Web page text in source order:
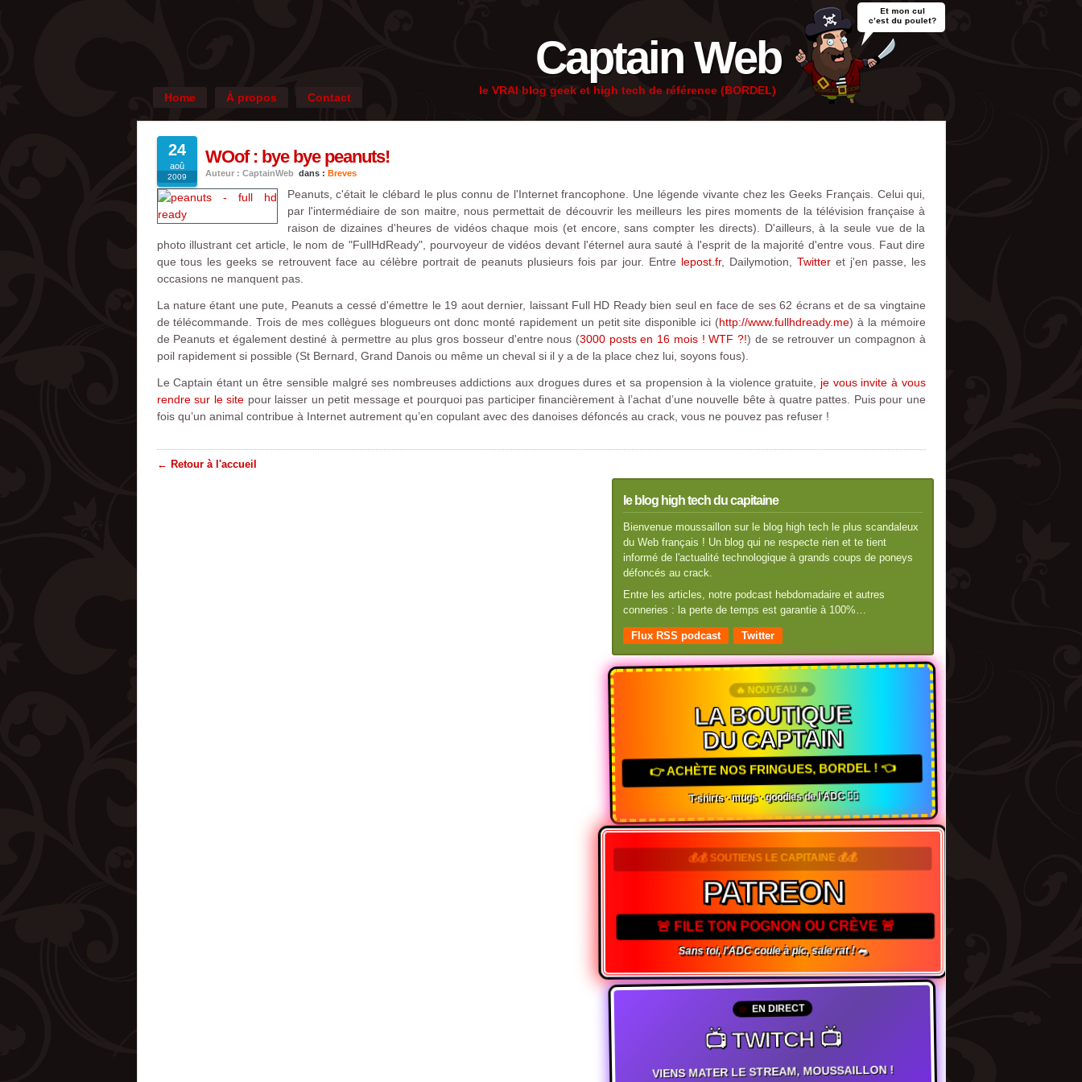
Captain Web
le VRAI blog geek et high tech de référence (BORDEL)
Home À propos Contact
24
aoû
2009
WOof : bye bye peanuts!
Auteur : CaptainWeb dans : Breves
Peanuts, c'était le clébard le plus connu de l'Internet francophone. Une légende vivante chez les Geeks Français. Celui qui,
par l'intermédiaire de son maitre, nous permettait de découvrir les meilleurs les pires moments de la télévision française à
raison de dizaines d'heures de vidéos chaque mois (et encore, sans compter les directs). D'ailleurs, à la seule vue de la
photo illustrant cet article, le nom de "FullHdReady", pourvoyeur de vidéos devant l'éternel aura sauté à l'esprit de la majorité d'entre vous. Faut dire
que tous les geeks se retrouvent face au célèbre portrait de peanuts plusieurs fois par jour. Entre lepost.fr, Dailymotion, Twitteret j'en passe, les
occasions ne manquent pas.
La nature étant une pute, Peanuts a cessé d'émettre le 19 aout dernier, laissant Full HD Ready bien seul en face de ses 62 écrans et de sa vingtaine
de télécommande. Trois de mes collègues blogueurs ont donc monté rapidement un petit site disponible ici (http://www.fullhdready.me) à la mémoire
de Peanuts et également destiné à permettre au plus gros bosseur d'entre nous (3000 posts en 16 mois ! WTF ?!) de se retrouver un compagnon à
poil rapidement si possible (St Bernard, Grand Danois ou même un cheval si il y a de la place chez lui, soyons fous).
Le Captain étant un être sensible malgré ses nombreuses addictions aux drogues dures et sa propension à la violence gratuite, je vous invite à vous
rendre sur le site pour laisser un petit message et pourquoi pas participer financièrement à l’achat d’une nouvelle bête à quatre pattes. Puis pour une
fois qu’un animal contribue à Internet autrement qu’en copulant avec des danoises défoncés au crack, vous ne pouvez pas refuser !
← Retour à l'accueil
le blog high tech du capitaine
Bienvenue moussaillon sur le blog high tech le plus scandaleux
du Web français ! Un blog qui ne respecte rien et te tient
informé de l'actualité technologique à grands coups de poneys
défoncés au crack.
Entre les articles, notre podcast hebdomadaire et autres
conneries : la perte de temps est garantie à 100%…
Flux RSS podcast Twitter
🔥 NOUVEAU 🔥
LA BOUTIQUE
DU CAPTAIN
👉 ACHÈTE NOS FRINGUES, BORDEL ! 👈
T-shirts · mugs · goodies de l'ADC 🏴‍☠️
💰💰 SOUTIENS LE CAPITAINE 💰💰
PATREON
🚨 FILE TON POGNON OU CRÈVE 🚨
Sans toi, l'ADC coule à pic, sale rat ! 🐀
EN DIRECT
📺 TWITCH 📺
VIENS MATER LE STREAM, MOUSSAILLON !